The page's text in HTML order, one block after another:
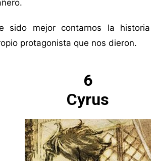
sido mejor contarnos la
protagonista que nos dieron.
6
Cyrus